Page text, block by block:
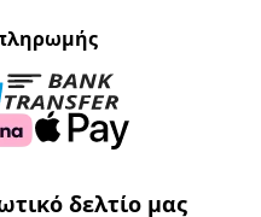
δελτίο μας